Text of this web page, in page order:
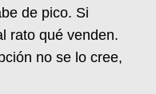
de pico. Si
rato qué venden.
no se lo cree,